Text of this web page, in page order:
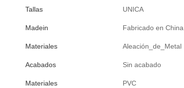
Tallas UNICA
Madein Fabricado en China
Materiales Aleación_de_Metal
Acabados Sin acabado
Materiales PVC